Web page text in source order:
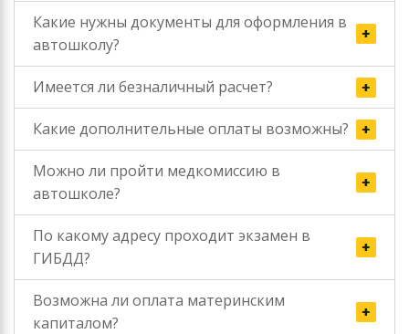
Какие нужны документы для оформления в
автошколу?
Имеется ли безналичный расчет?
Какие дополнительные оплаты возможны?
Можно ли пройти медкомиссию в
автошколе?
По какому адресу проходит экзамен в
ГИБДД?
Возможна ли оплата материнским
капиталом?